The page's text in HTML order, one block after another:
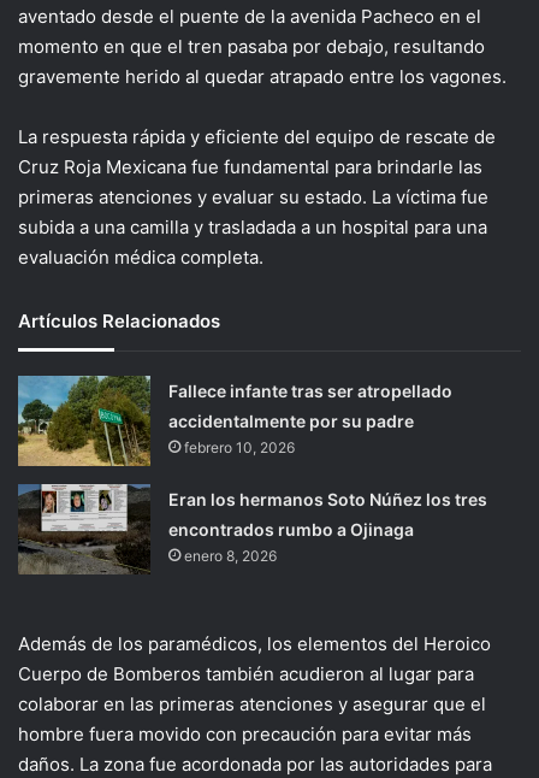
aventado desde el puente de la avenida Pacheco en el
momento en que el tren pasaba por debajo, resultando
gravemente herido al quedar atrapado entre los vagones.
La respuesta rápida y eficiente del equipo de rescate de
Cruz Roja Mexicana fue fundamental para brindarle las
primeras atenciones y evaluar su estado. La víctima fue
subida a una camilla y trasladada a un hospital para una
evaluación médica completa.
Artículos Relacionados
Fallece infante tras ser atropellado
accidentalmente por su padre
febrero 10, 2026
Eran los hermanos Soto Núñez los tres
encontrados rumbo a Ojinaga
enero 8, 2026
Además de los paramédicos, los elementos del Heroico
Cuerpo de Bomberos también acudieron al lugar para
colaborar en las primeras atenciones y asegurar que el
hombre fuera movido con precaución para evitar más
daños. La zona fue acordonada por las autoridades para